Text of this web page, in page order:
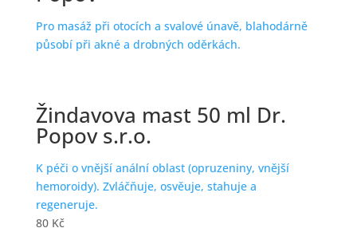
Pro masáž při otocích a svalové únavě, blahodárně
působí při akné a drobných oděrkách.
Žindavova mast 50 ml Dr.
Popov s.r.o.
K péči o vnější anální oblast (opruzeniny, vnější
hemoroidy). Zvláčňuje, osvěuje, stahuje a
regeneruje.
80 Kč